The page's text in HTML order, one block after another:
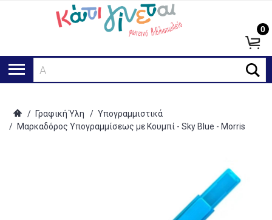
Ανα
0
/ Γραφική Ύλη / Υπογραμμιστικά
/ Μαρκαδόρος Υπογραμμίσεως με Κουμπί - Sky Blue - Morris